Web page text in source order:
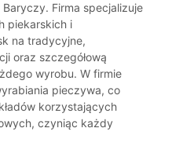
Firma specjalizuje
piekarskich i
na tradycyjne,
oraz szczegółową
wyrobu. W firmie
pieczywa, co
korzystających
czyniąc każdy